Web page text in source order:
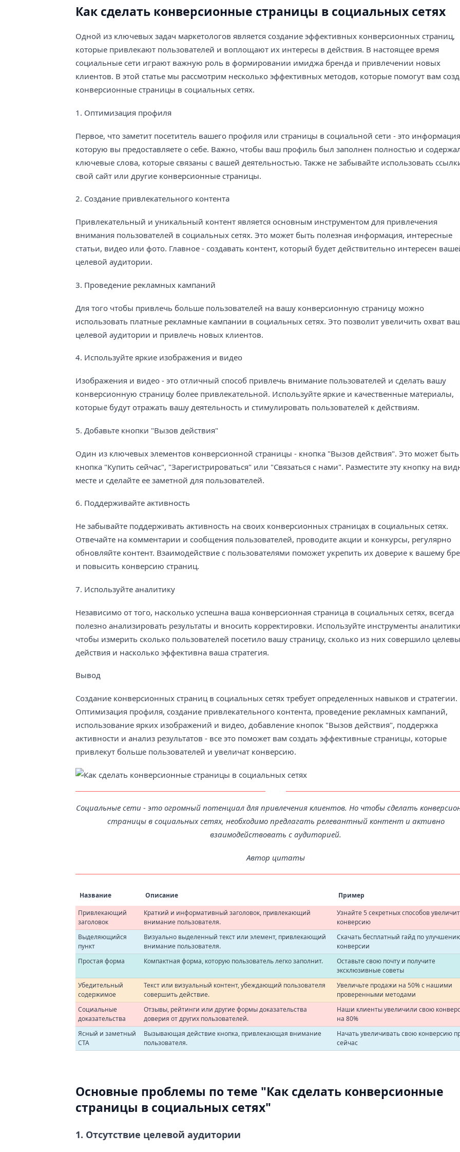
Как сделать конверсионные страницы в социальных сетях
Одной из ключевых задач маркетологов является создание эффективных конверсионных страниц,
которые привлекают пользователей и воплощают их интересы в действия. В настоящее время
социальные сети играют важную роль в формировании имиджа бренда и привлечении новых
клиентов. В этой статье мы рассмотрим несколько эффективных методов, которые помогут вам
конверсионные страницы в социальных сетях.
1. Оптимизация профиля
Первое, что заметит посетитель вашего профиля или страницы в социальной сети - это
которую вы предоставляете о себе. Важно, чтобы ваш профиль был заполнен полностью и
ключевые слова, которые связаны с вашей деятельностью. Также не забывайте использовать
свой сайт или другие конверсионные страницы.
2. Создание привлекательного контента
Привлекательный и уникальный контент является основным инструментом для привлечения
внимания пользователей в социальных сетях. Это может быть полезная информация, интересные
статьи, видео или фото. Главное - создавать контент, который будет действительно интересен
целевой аудитории.
3. Проведение рекламных кампаний
Для того чтобы привлечь больше пользователей на вашу конверсионную страницу можно
использовать платные рекламные кампании в социальных сетях. Это позволит увеличить охват
целевой аудитории и привлечь новых клиентов.
4. Используйте яркие изображения и видео
Изображения и видео - это отличный способ привлечь внимание пользователей и сделать вашу
конверсионную страницу более привлекательной. Используйте яркие и качественные материалы,
которые будут отражать вашу деятельность и стимулировать пользователей к действиям.
5. Добавьте кнопки "Вызов действия"
Один из ключевых элементов конверсионной страницы - кнопка "Вызов действия". Это может быть
кнопка "Купить сейчас", "Зарегистрироваться" или "Связаться с нами". Разместите эту кнопку на
месте и сделайте ее заметной для пользователей.
6. Поддерживайте активность
Не забывайте поддерживать активность на своих конверсионных страницах в социальных сетях.
Отвечайте на комментарии и сообщения пользователей, проводите акции и конкурсы, регулярно
обновляйте контент. Взаимодействие с пользователями поможет укрепить их доверие к вашему
и повысить конверсию страниц.
7. Используйте аналитику
Независимо от того, насколько успешна ваша конверсионная страница в социальных сетях, всегда
полезно анализировать результаты и вносить корректировки. Используйте инструменты
чтобы измерить сколько пользователей посетило вашу страницу, сколько из них совершило
действия и насколько эффективна ваша стратегия.
Вывод
Создание конверсионных страниц в социальных сетях требует определенных навыков и стратегии.
Оптимизация профиля, создание привлекательного контента, проведение рекламных кампаний,
использование ярких изображений и видео, добавление кнопок "Вызов действия", поддержка
активности и анализ результатов - все это поможет вам создать эффективные страницы, которые
привлекут больше пользователей и увеличат конверсию.
Социальные сети - это огромный потенциал для привлечения клиентов. Но чтобы сделать
страницы в социальных сетях, необходимо предлагать релевантный контент и активно
взаимодействовать с аудиторией.
Автор цитаты
Название Описание
Пример
Привлекающий
заголовок
Краткий и информативный заголовок, привлекающий
внимание пользователя.
Узнайте 5 секретных способов
конверсию
Выделяющийся
пункт
Визуально выделенный текст или элемент, привлекающий
внимание пользователя.
Скачать бесплатный гайд по
конверсии
Простая форма
Компактная форма, которую пользователь легко заполнит.
Оставьте свою почту и получите
эксклюзивные советы
Убедительный
содержимое
Текст или визуальный контент, убеждающий пользователя
совершить действие.
Увеличьте продажи на 50% с нашими
проверенными методами
Социальные
доказательства
Отзывы, рейтинги или другие формы доказательства
доверия от других пользователей.
Наши клиенты увеличили свою
на 80%
Ясный и заметный
CTA
Вызывающая действие кнопка, привлекающая внимание
пользователя.
Начать увеличивать свою конверсию
сейчас
Основные проблемы по теме "Как сделать конверсионные
страницы в социальных сетях"
1. Отсутствие целевой аудитории